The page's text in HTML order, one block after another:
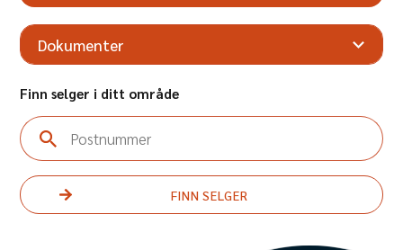
Maks brukervekt
Setebredde
Størrelse sammenlagt
Totalvekt
30 kg
Dokumenter
Finn selger i ditt område
Postnummer